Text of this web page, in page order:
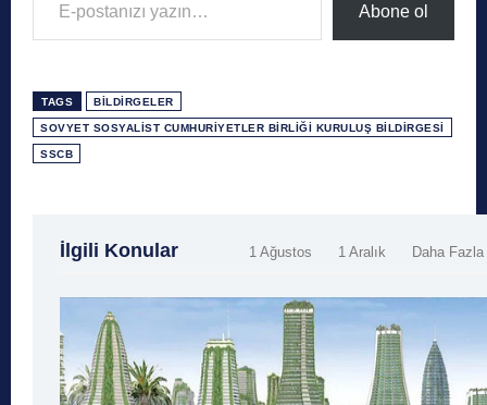
Abone ol
TAGS BILDIRGELER
SOVYET SOSYALIST CUMHURIYETLER BIRLIĞI KURULUŞ BILDIRGESI
SSCB
İlgili Konular 1 Ağustos 1 Aralık Daha Fazla